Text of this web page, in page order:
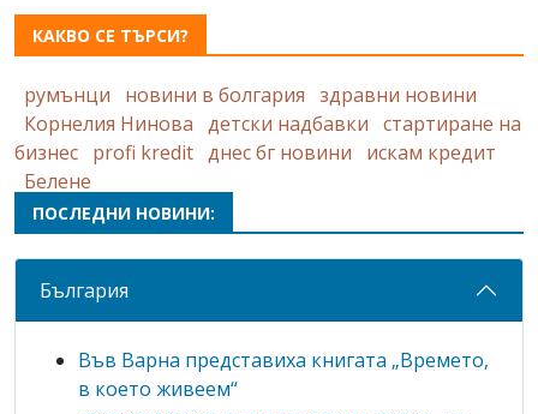
КАКВО СЕ ТЪРСИ?
румънци новини в болгария здравни новини
Корнелия Нинова детски надбавки стартиране на
бизнес profi kredit днес бг новини
искам кредит
Белене
ПОСЛЕДНИ НОВИНИ:
България
Във Варна представиха книгата „Времето,
в което живеем“